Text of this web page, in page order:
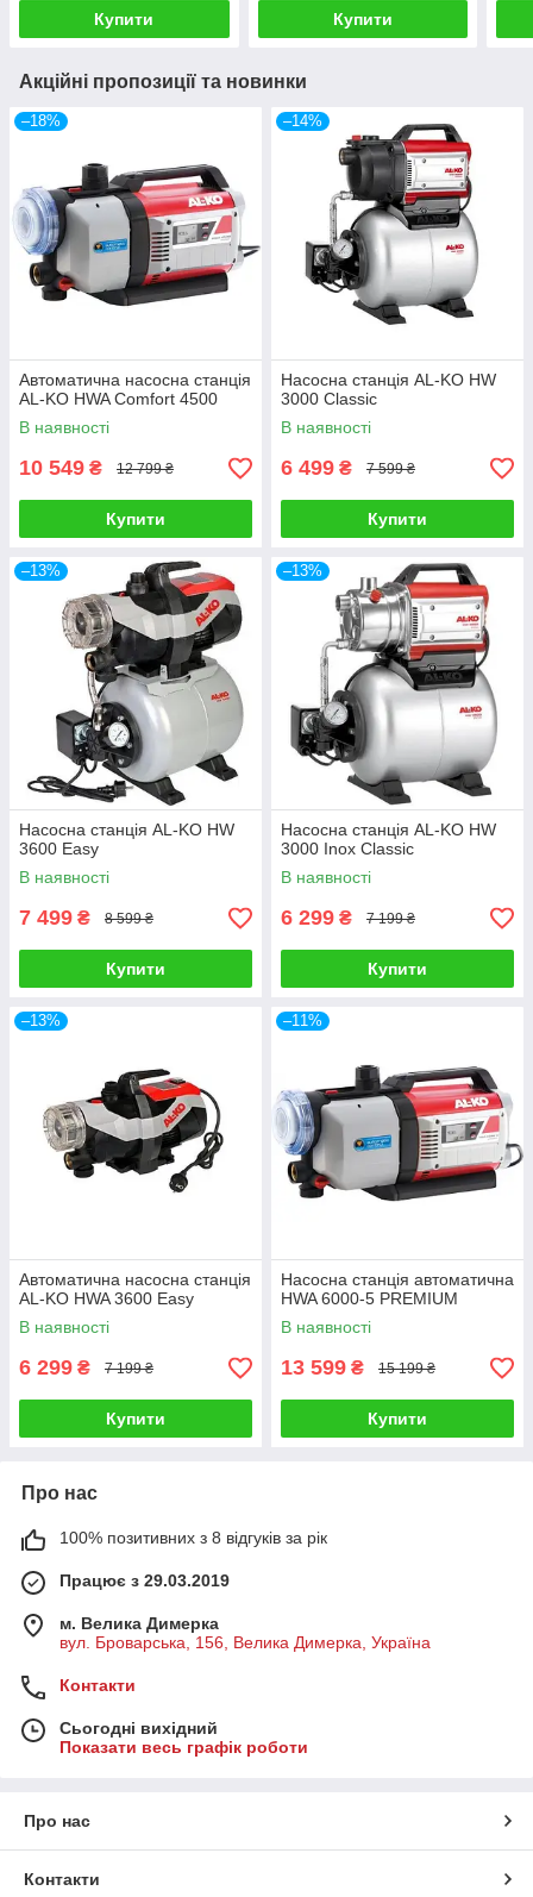
Купити Купити
Акційні пропозиції та новинки
–18%
Автоматична насосна станція
AL-KO HWA Comfort 4500
В наявності
10 549 ₴ 12 799 ₴
Купити
–14%
Насосна станція AL-KO HW
3000 Classic
В наявності
6 499 ₴ 7 599 ₴
Купити
–13%
Насосна станція AL-KO HW
3600 Easy
В наявності
7 499 ₴ 8 599 ₴
Купити
–13%
Насосна станція AL-KO HW
3000 Inox Classic
В наявності
6 299 ₴ 7 199 ₴
Купити
–13%
Автоматична насосна станція
AL-KO HWA 3600 Easy
В наявності
6 299 ₴ 7 199 ₴
Купити
–11%
Насосна станція автоматична
HWA 6000-5 PREMIUM
В наявності
13 599 ₴ 15 199 ₴
Купити
Про нас
100% позитивних з 8 відгуків за рік
Працює з 29.03.2019
м. Велика Димерка
вул. Броварська, 156, Велика Димерка, Україна
Контакти
Сьогодні вихідний
Показати весь графік роботи
Про нас
Контакти